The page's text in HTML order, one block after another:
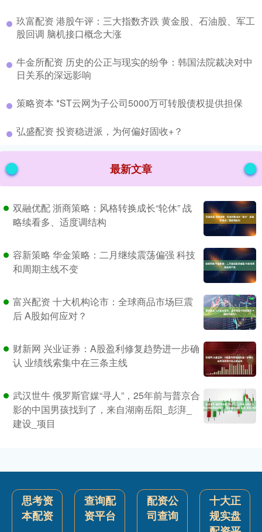
​玖富配资 港股午评：三大指数齐跌 黄金股、石油股、军工
股回调 脑机接口概念大涨
​牛金所配资 历史的公正与现实的纷争：韩国法院裁决对中
日关系的深远影响
​策略资本 *ST云网为子公司5000万可转股债权提供担保
​弘盛配资 投资稳进派，为何偏好固收+？
最新文章
双融优配 浙商策略：风格转换成长“轮休” 战
略续看多、适度调结构
容新策略 华金策略：二月继续震荡偏强 科技
和周期主线不变
富兴配资 十大机构论市：全球商品市场巨震
后 A股如何应对？
财新网 兴业证券：A股盈利修复趋势进一步确
认 业绩线索集中在三条主线
武汉世牛 俄罗斯官媒“寻人”，25年前与普京合
影的中国男孩找到了，来自湖南岳阳_彭湃_
建设_项目
思考资
本配资
查询配
资平台
配资公
司查询
十大正
规实盘